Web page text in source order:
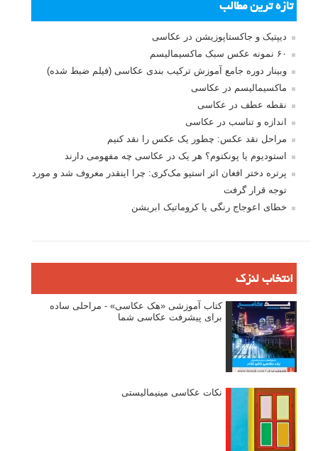
تازه ترین مطالب
دیپتیک و جاکستا‌پوزیشن در عکاسی
۶۰ نمونه عکس سبک ماکسیمالیسم
وبینار دوره جامع آموزش ترکیب بندی عکاسی (فیلم ضبط شده)
ماکسیمالیسم در عکاسی
نقطه عطف در عکاسی
اندازه و تناسب در عکاسی
مراحل نقد عکس: چطور یک عکس را نقد کنیم
استودیوم یا پونکتوم؟ هر یک در عکاسی چه مفهومی دارند
پرتره دختر افغان اثر استیو مک‌کری: چرا اینقدر معروف شد و مورد
توجه قرار گرفت
خطای اعوجاج رنگی یا کروماتیک ابریشن
انتخاب لنزک
کتاب آموزشی «هک عکاسی» - مراحلی ساده
برای پیشرفت عکاسی شما
نکات عکاسی مینیمالیستی